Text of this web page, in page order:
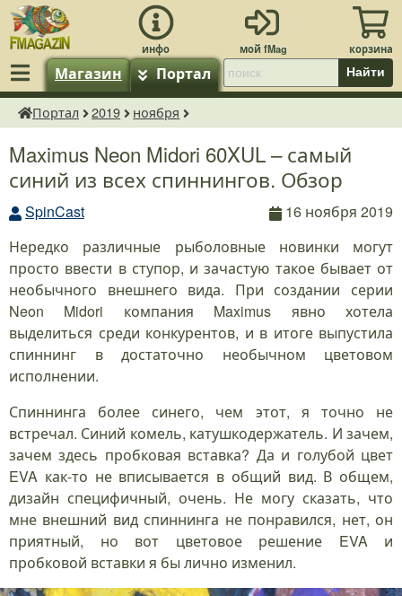
Магазин Портал Найти
fMagazin.ru
Портал 2019 ноября
Maximus Neon Midori 60XUL – самый
синий из всех спиннингов. Обзор
SpinCast
16 ноября 2019
Нередко различные рыболовные новинки могут
просто ввести в ступор, и зачастую такое бывает от
необычного внешнего вида. При создании серии
Neon Midori компания Maximus явно хотела
выделиться среди конкурентов, и в итоге выпустила
спиннинг в достаточно необычном цветовом
исполнении.
Спиннинга более синего, чем этот, я точно не
встречал. Синий комель, катушкодержатель. И зачем,
зачем здесь пробковая вставка? Да и голубой цвет
EVA как-то не вписывается в общий вид. В общем,
дизайн специфичный, очень. Не могу сказать, что
мне внешний вид спиннинга не понравился, нет, он
приятный, но вот цветовое решение EVA и
пробковой вставки я бы лично изменил.